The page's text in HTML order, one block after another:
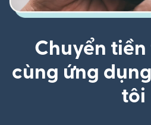
Chuyển
cùng ứng
tôi